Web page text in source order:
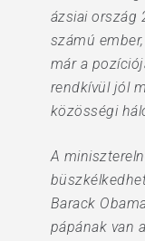
ázsiai ország
számú
már a
rendkívül jól
közösségi
A
Barack
pápának van